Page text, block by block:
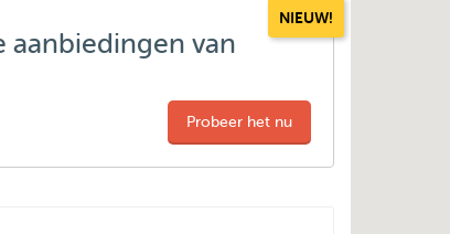
NIEUW!
aanbiedingen van
Probeer het nu